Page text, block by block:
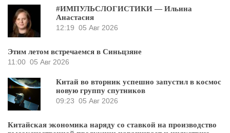
#ИМПУЛЬСЛОГИСТИКИ — Ильина
Анастасия
12:19 05 Авг 2026
Этим летом встречаемся в Синьцзяне
11:00 05 Авг 2026
Китай во вторник успешно запустил в космос
новую группу спутников
09:23 05 Авг 2026
Китайская экономика наряду со ставкой на производство